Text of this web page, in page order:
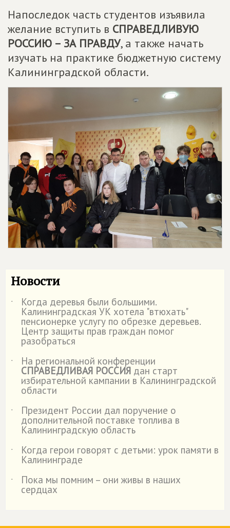
Напоследок часть студентов изъявила
желание вступить в СПРАВЕДЛИВУЮ
РОССИЮ – ЗА ПРАВДУ, а также начать
изучать на практике бюджетную систему
Калининградской области.
Новости
˙ Когда деревья были большими.
Калининградская УК хотела "втюхать"
пенсионерке услугу по обрезке деревьев.
Центр защиты прав граждан помог
разобраться
˙
На региональной конференции
СПРАВЕДЛИВАЯ РОССИЯ дан старт
избирательной кампании в Калининградской
области
˙
Президент России дал поручение о
дополнительной поставке топлива в
Калининградскую область
˙
Когда герои говорят с детьми: урок памяти в
Калининграде
˙
Пока мы помним – они живы в наших
сердцах